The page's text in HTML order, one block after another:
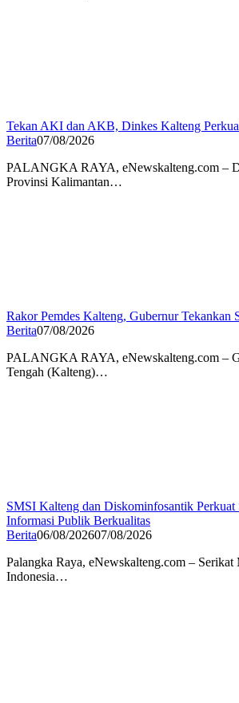
Tekan AKI dan AKB, Dinkes Kalteng
Berita07/08/2026
PALANGKA RAYA, eNewskalteng.com –
Provinsi Kalimantan…
Rakor Pemdes Kalteng, Gubernur Tekankan
Berita07/08/2026
PALANGKA RAYA, eNewskalteng.com –
Tengah (Kalteng)…
SMSI Kalteng dan Diskominfosantik Perkuat
Informasi Publik Berkualitas
Berita06/08/202607/08/2026
Palangka Raya, eNewskalteng.com – Serikat
Indonesia…